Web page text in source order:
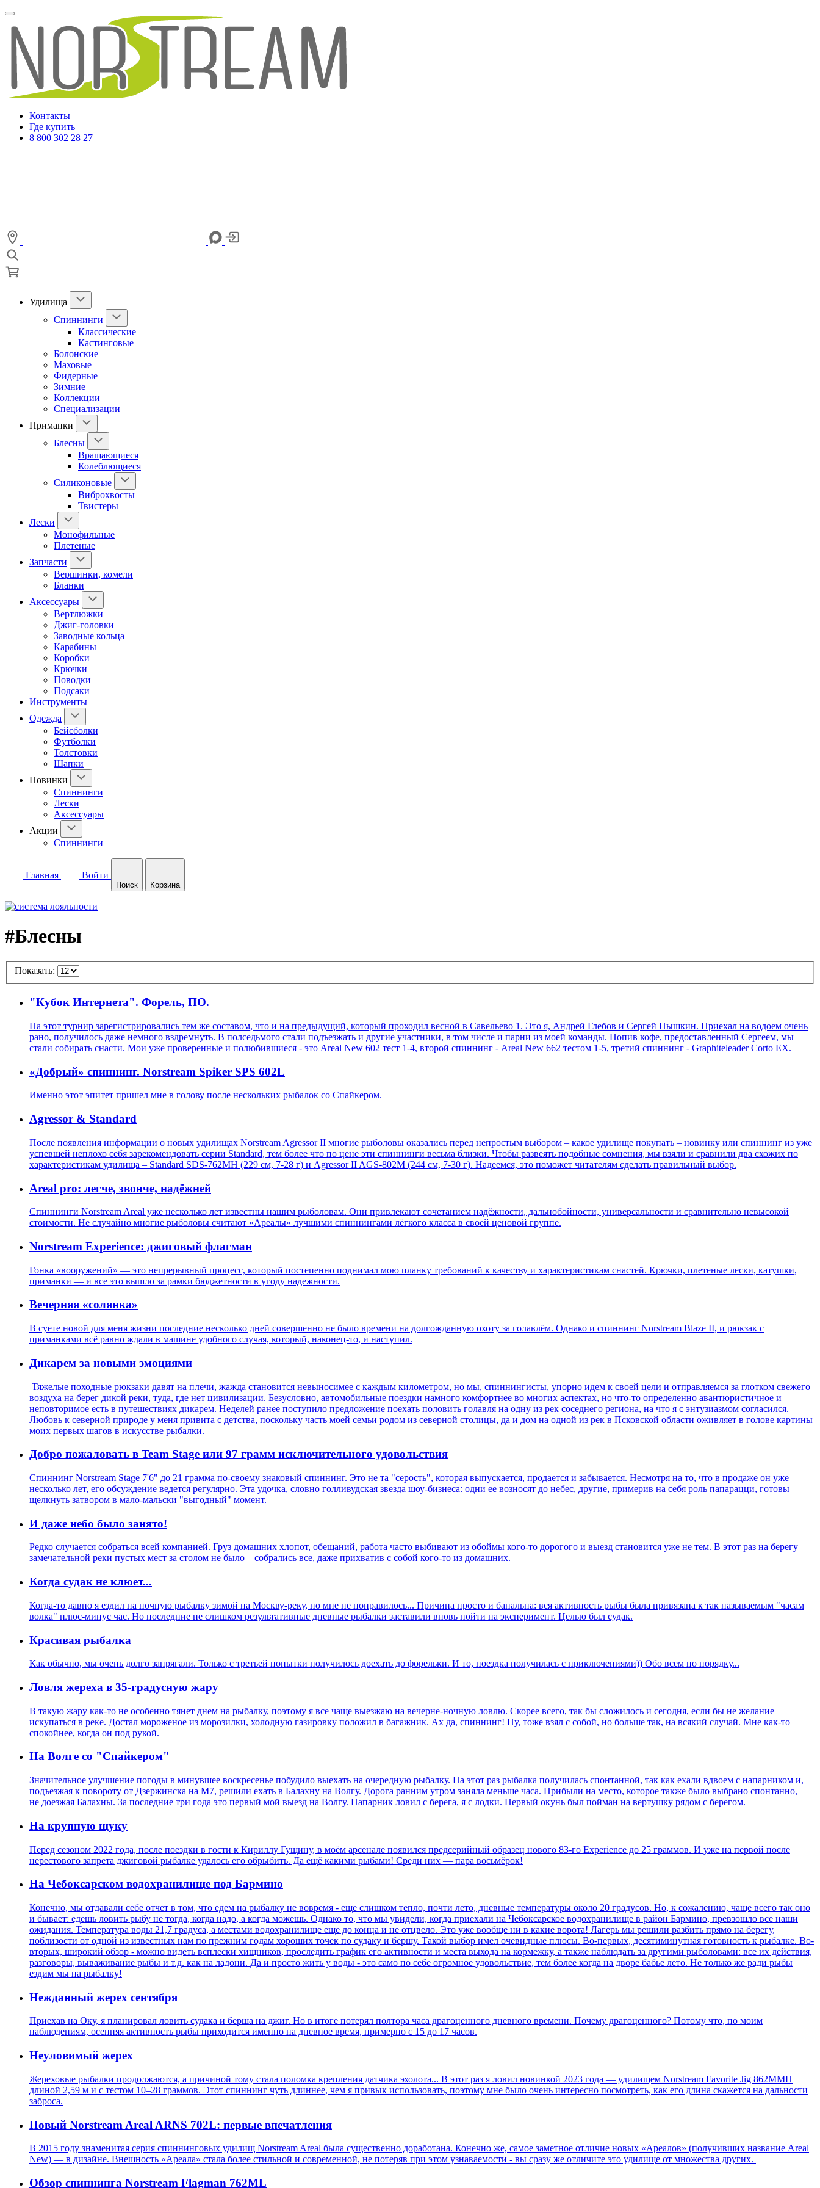
Контакты
Где купить
8 800 302 28 27
Удилища
Спиннинги
Классические
Кастинговые
Болонские
Маховые
Фидерные
Зимние
Коллекции
Специализации
Приманки
Блесны
Вращающиеся
Колеблющиеся
Силиконовые
Виброхвосты
Твистеры
Лески
Монофильные
Плетеные
Запчасти
Вершинки, комели
Бланки
Аксессуары
Вертлюжки
Джиг-головки
Заводные кольца
Карабины
Коробки
Крючки
Поводки
Подсаки
Инструменты
Одежда
Бейсболки
Футболки
Толстовки
Шапки
Новинки
Спиннинги
Лески
Аксессуары
Акции
Спиннинги
Главная Войти
Поиск Корзина
#Блесны
Показать:
"Кубок Интернета". Форель, ПО.
На этот турнир зарегистрировались тем же составом, что и на предыдущий, который проходил весной в Савельево 1. Это я, Андрей Глебов и Сергей Пышкин. Приехал на водоем очень
рано, получилось даже немного вздремнуть. В полседьмого стали подъезжать и другие участники, в том числе и парни из моей команды. Попив кофе, предоставленный Сергеем, мы
стали собирать снасти. Мои уже проверенные и полюбившиеся - это Areal New 602 тест 1-4, второй спиннинг - Areal New 662 тестом 1-5, третий спиннинг - Graphiteleader Corto EX.
«Добрый» спиннинг. Norstream Spiker SPS 602L
Именно этот эпитет пришел мне в голову после нескольких рыбалок со Спайкером.
Agressor & Standard
После появления информации о новых удилищах Norstream Agressor II многие рыболовы оказались перед непростым выбором – какое удилище покупать – новинку или спиннинг из уже
успевшей неплохо себя зарекомендовать серии Standard, тем более что по цене эти спиннинги весьма близки. Чтобы развеять подобные сомнения, мы взяли и сравнили два схожих по
характеристикам удилища – Standard SDS-762MH (229 см, 7-28 г) и Agressor II AGS-802M (244 см, 7-30 г). Надеемся, это поможет читателям сделать правильный выбор.
Areal pro: легче, звонче, надёжней
Спиннинги Norstream Areal уже несколько лет известны нашим рыболовам. Они привлекают сочетанием надёжности, дальнобойности, универсальности и сравнительно невысокой
стоимости. Не случайно многие рыболовы считают «Ареалы» лучшими спиннингами лёгкого класса в своей ценовой группе.
Norstream Experience: джиговый флагман
Гонка «вооружений» — это непрерывный процесс, который постепенно поднимал мою планку требований к качеству и характеристикам снастей. Крючки, плетеные лески, катушки,
приманки — и все это вышло за рамки бюджетности в угоду надежности.
Вечерняя «солянка»
В суете новой для меня жизни последние несколько дней совершенно не было времени на долгожданную охоту за голавлём. Однако и спиннинг Norstream Blaze II, и рюкзак с
приманками всё равно ждали в машине удобного случая, который, наконец-то, и наступил.
Дикарем за новыми эмоциями
Тяжелые походные рюкзаки давят на плечи, жажда становится невыносимее с каждым километром, но мы, спиннингисты, упорно идем к своей цели и отправляемся за глотком свежего
воздуха на берег дикой реки, туда, где нет цивилизации. Безусловно, автомобильные поездки намного комфортнее во многих аспектах, но что-то определенно авантюристичное и
неповторимое есть в путешествиях дикарем. Неделей ранее поступило предложение поехать половить голавля на одну из рек соседнего региона, на что я с энтузиазмом согласился.
Любовь к северной природе у меня привита с детства, поскольку часть моей семьи родом из северной столицы, да и дом на одной из рек в Псковской области оживляет в голове картины
моих первых шагов в искусстве рыбалки.
Добро пожаловать в Team Stage или 97 грамм исключительного удовольствия
Спиннинг Norstream Stage 7'6" до 21 грамма по-своему знаковый спиннинг. Это не та "серость", которая выпускается, продается и забывается. Несмотря на то, что в продаже он уже
несколько лет, его обсуждение ведется регулярно. Эта удочка, словно голливудская звезда шоу-бизнеса: одни ее возносят до небес, другие, примерив на себя роль папарацци, готовы
щелкнуть затвором в мало-мальски "выгодный" момент.
И даже небо было занято!
Редко случается собраться всей компанией. Груз домашних хлопот, обещаний, работа часто выбивают из обоймы кого-то дорогого и выезд становится уже не тем. В этот раз на берегу
замечательной реки пустых мест за столом не было – собрались все, даже прихватив с собой кого-то из домашних.
Когда судак не клюет...
Когда-то давно я ездил на ночную рыбалку зимой на Москву-реку, но мне не понравилось... Причина просто и банальна: вся активность рыбы была привязана к так называемым "часам
волка" плюс-минус час. Но последние не слишком результативные дневные рыбалки заставили вновь пойти на эксперимент. Целью был судак.
Красивая рыбалка
Как обычно, мы очень долго запрягали. Только с третьей попытки получилось доехать до форельки. И то, поездка получилась с приключениями)) Обо всем по порядку...
Ловля жереха в 35-градусную жару
В такую жару как-то не особенно тянет днем на рыбалку, поэтому я все чаще выезжаю на вечерне-ночную ловлю. Скорее всего, так бы сложилось и сегодня, если бы не желание
искупаться в реке. Достал мороженое из морозилки, холодную газировку положил в багажник. Ах да, спиннинг! Ну, тоже взял с собой, но больше так, на всякий случай. Мне как-то
спокойнее, когда он под рукой.
На Волге со "Спайкером"
Значительное улучшение погоды в минувшее воскресенье побудило выехать на очередную рыбалку. На этот раз рыбалка получилась спонтанной, так как ехали вдвоем с напарником и,
подъезжая к повороту от Дзержинска на М7, решили ехать в Балахну на Волгу. Дорога ранним утром заняла меньше часа. Прибыли на место, которое также было выбрано спонтанно, —
не доезжая Балахны. За последние три года это первый мой выезд на Волгу. Напарник ловил с берега, я с лодки. Первый окунь был пойман на вертушку рядом с берегом.
На крупную щуку
Перед сезоном 2022 года, после поездки в гости к Кириллу Гущину, в моём арсенале появился предсерийный образец нового 83-го Experience до 25 граммов. И уже на первой после
нерестового запрета джиговой рыбалке удалось его обрыбить. Да ещё какими рыбами! Среди них — пара восьмёрок!
На Чебоксарском водохранилище под Бармино
Конечно, мы отдавали себе отчет в том, что едем на рыбалку не вовремя - еще слишком тепло, почти лето, дневные температуры около 20 градусов. Но, к сожалению, чаще всего так оно
и бывает: едешь ловить рыбу не тогда, когда надо, а когда можешь. Однако то, что мы увидели, когда приехали на Чебоксарское водохранилище в район Бармино, превзошло все наши
ожидания. Температура воды 21,7 градуса, а местами водохранилище еще до конца и не отцвело. Это уже вообще ни в какие ворота! Лагерь мы решили разбить прямо на берегу,
поблизости от одной из известных нам по прежним годам хороших точек по судаку и бершу. Такой выбор имел очевидные плюсы. Во-первых, десятиминутная готовность к рыбалке. Во-
вторых, широкий обзор - можно видеть всплески хищников, проследить график его активности и места выхода на кормежку, а также наблюдать за другими рыболовами: все их действия,
разговоры, вываживание рыбы и т.д. как на ладони. Да и просто жить у воды - это само по себе огромное удовольствие, тем более когда на дворе бабье лето. Не только же ради рыбы
ездим мы на рыбалку!
Нежданный жерех сентября
Приехав на Оку, я планировал ловить судака и берша на джиг. Но в итоге потерял полтора часа драгоценного дневного времени. Почему драгоценного? Потому что, по моим
наблюдениям, осенняя активность рыбы приходится именно на дневное время, примерно с 15 до 17 часов.
Неуловимый жерех
Жереховые рыбалки продолжаются, а причиной тому стала поломка крепления датчика эхолота... В этот раз я ловил новинкой 2023 года — удилищем Norstream Favorite Jig 862MMH
длиной 2,59 м и с тестом 10–28 граммов. Этот спиннинг чуть длиннее, чем я привык использовать, поэтому мне было очень интересно посмотреть, как его длина скажется на дальности
заброса.
Новый Norstream Areal ARNS 702L: первые впечатления
В 2015 году знаменитая серия спиннинговых удилищ Norstream Areal была существенно доработана. Конечно же, самое заметное отличие новых «Ареалов» (получивших название Areal
New) — в дизайне. Внешность «Ареала» стала более стильной и современной, не потеряв при этом узнаваемости - вы сразу же отличите это удилище от множества других.
Обзор спиннинга Norstream Flagman 762ML